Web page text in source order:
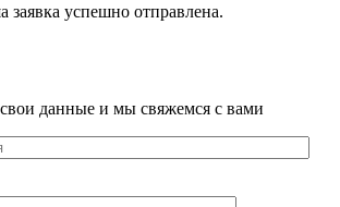
заявка успешно отправлена.
свои данные и мы свяжемся с вами